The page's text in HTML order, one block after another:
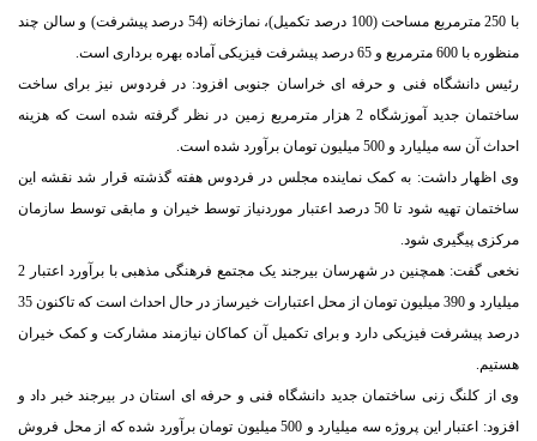
با 250 مترمربع مساحت (100 درصد تکمیل)، نمازخانه (54 درصد پیشرفت) و سالن چند
منظوره با 600 مترمربع و 65 درصد پیشرفت فیزیکی آماده بهره برداری است.
رئیس دانشگاه فنی و حرفه ای خراسان جنوبی افزود: در فردوس نیز برای ساخت
ساختمان جدید آموزشگاه 2 هزار مترمربع زمین در نظر گرفته شده است که هزینه
احداث آن سه میلیارد و 500 میلیون تومان برآورد شده است.
وی اظهار داشت: به کمک نماینده مجلس در فردوس هفته گذشته قرار شد نقشه این
ساختمان تهیه شود تا 50 درصد اعتبار موردنیاز توسط خیران و مابقی توسط سازمان
مرکزی پیگیری شود.
نخعی گفت: همچنین در شهرسان بیرجند یک مجتمع فرهنگی مذهبی با برآورد اعتبار 2
میلیارد و 390 میلیون تومان از محل اعتبارات خیرساز در حال احداث است که تاکنون 35
درصد پیشرفت فیزیکی دارد و برای تکمیل آن کماکان نیازمند مشارکت و کمک خیران
هستیم.
وی از کلنگ زنی ساختمان جدید دانشگاه فنی و حرفه ای استان در بیرجند خبر داد و
افزود: اعتبار این پروژه سه میلیارد و 500 میلیون تومان برآورد شده که از محل فروش